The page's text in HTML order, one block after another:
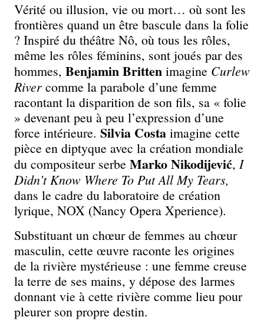
Vérité ou illusion, vie ou mort… où sont les
frontières quand un être bascule dans la folie
? Inspiré du théâtre Nô, où tous les rôles,
même les rôles féminins, sont joués par des
hommes, Benjamin Britten imagine Curlew
River comme la parabole d’une femme
racontant la disparition de son fils, sa « folie
» devenant peu à peu l’expression d’une
force intérieure. Silvia Costa imagine cette
pièce en diptyque avec la création mondiale
du compositeur serbe MarkoNikodijević, I
Didn’t Know Where To Put All My Tears,
dans le cadre du laboratoire de création
lyrique, NOX (Nancy Opera Xperience).
Substituant un chœur de femmes au chœur
masculin, cette œuvre raconte les origines
de la rivière mystérieuse : une femme creuse
la terre de ses mains, y dépose des larmes
donnant vie à cette rivière comme lieu pour
pleurer son propre destin.